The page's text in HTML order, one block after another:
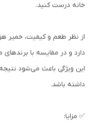
خانه درست کنید.
از نظر طعم و کیفیت، خمیر
دارد و در مقایسه با
این ویژگی باعث می‌شود
داشته باشد.
✅ مزایا: